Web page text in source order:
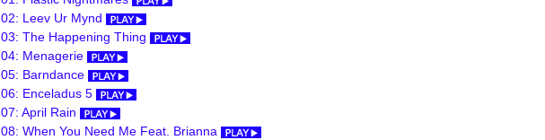
02: Leev Ur Mynd
03: The Happening Thing
04: Menagerie
05: Barndance
06: Enceladus 5
07: April Rain
08: When You Need Me Feat. Brianna